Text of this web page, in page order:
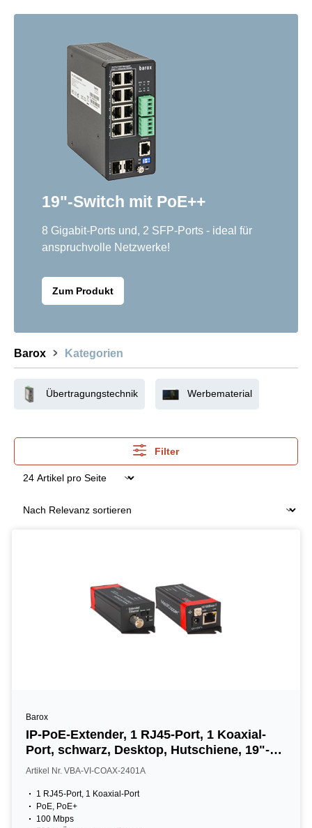
19"-Switch mit PoE++
8 Gigabit-Ports und, 2 SFP-Ports - ideal für
anspruchvolle Netzwerke!
Zum Produkt
Barox Kategorien
Übertragungstechnik Werbematerial
Filter
Barox
IP-PoE-Extender, 1 RJ45-Port, 1 Koaxial-
Port, schwarz, Desktop, Hutschiene, 19"-
Schränke
Artikel Nr. VBA-VI-COAX-2401A
1 RJ45-Port, 1 Koaxial-Port
PoE, PoE+
100 Mbps